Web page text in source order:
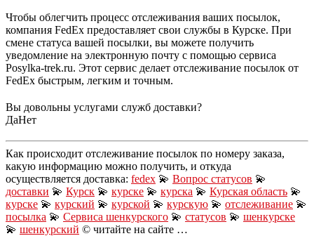
Чтобы облегчить процесс отслеживания ваших посылок,
компания FedEx предоставляет свои службы в Курске. При
смене статуса вашей посылки, вы можете получить
уведомление на электронную почту с помощью сервиса
Posylka-trek.ru. Этот сервис делает отслеживание посылок от
FedEx быстрым, легким и точным.
Вы довольны услугами служб доставки?
ДаНет
Как происходит отслеживание посылок по номеру заказа,
какую информацию можно получить, и откуда
осуществляется доставка: fedex 💫 Вопрос статусов 💫
доставки 💫 Курск 💫 курскe 💫 курска 💫 Курская область 💫
курске 💫 курский 💫 курской 💫 курскую 💫 отслеживание 💫
посылка 💫 Сервиса шенкурского 💫 статусов 💫 шенкурске
💫 шенкурский © читайте на сайте …